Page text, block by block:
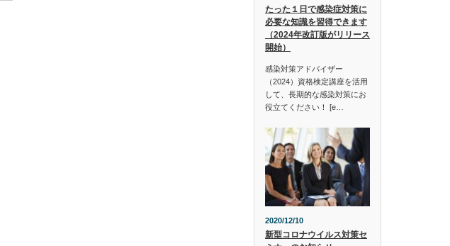
たった１日で感染症対策に
必要な知識を習得できます
（2024年改訂版がリリース
開始）
感染対策アドバイザー
（2024）資格検定講座を活用
して、長期的な感染対策にお
役立てください！ [e…
2020/12/10
新型コロナウイルス対策セ